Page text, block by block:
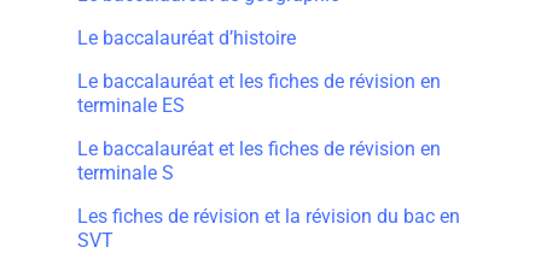
Le baccalauréat d’histoire
Le baccalauréat et les fiches de révision en
terminale ES
Le baccalauréat et les fiches de révision en
terminale S
Les fiches de révision et la révision du bac en
SVT